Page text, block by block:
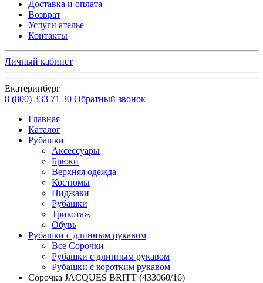
Доставка и оплата
Возврат
Услуги ателье
Контакты
Личный кабинет
Екатеринбург
8 (800) 333 71 30 Обратный звонок
Главная
Каталог
Рубашки
Аксессуары
Брюки
Верхняя одежда
Костюмы
Пиджаки
Рубашки
Трикотаж
Обувь
Рубашки с длинным рукавом
Все Сорочки
Рубашки с длинным рукавом
Рубашки с коротким рукавом
Сорочка JACQUES BRITT (433060/16)